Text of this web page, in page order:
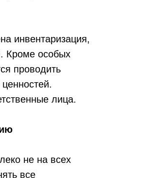
инвентаризация,
Кроме особых
проводить
лица.
не на всех
все